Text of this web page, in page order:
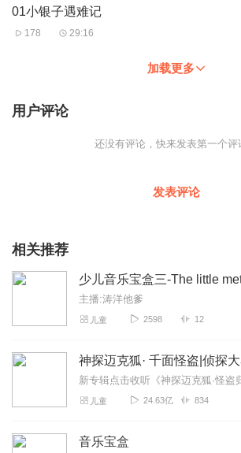
01小银子遇难记
178 29:16
加载更多
用户评论
还没有评论，快来发表第一个评
发表评论
相关推荐
主播:涛洋他爹
儿童 2598 12
儿童 24.63亿 834
音乐宝盒